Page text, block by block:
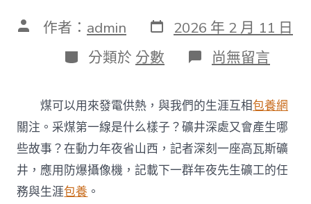
文 作者： admin 發
表
日
期
2026 年 2 月 11 日
分
類
分類於 分數 在
〈新
走
下
層
丨
專
包
養
尚無留言
煤可以用來發電供熱，與我們的生涯互相包養網
關注。采煤第一線是什么樣子？礦井深處又會產生哪
些故事？在動力年夜省山西，記者深刻一座高瓦斯礦
井，應用防爆攝像機，記載下一群年夜先生礦工的任
務與生涯包養 。